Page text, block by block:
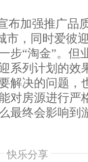
布加强推广品
市，同时爱彼
步“淘金”。但
系列计划的效
解决的问题，
对房源进行严
最终会影响到
快乐分享